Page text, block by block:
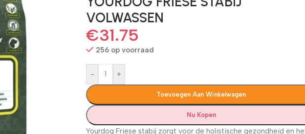
VOLWASSEN
€31.75
256 op voorraad
- +
Toevoegen Aan Winkelwagen
Nu Kopen
Yourdog Friese stabij zorgt voor de holistische gezondheid en